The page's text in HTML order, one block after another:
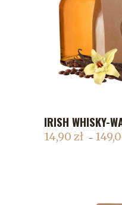
IRISH WHISKY-
14,90 zł –